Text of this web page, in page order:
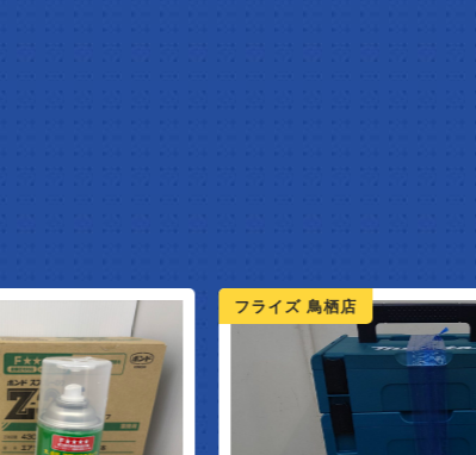
フライズ 鳥栖店